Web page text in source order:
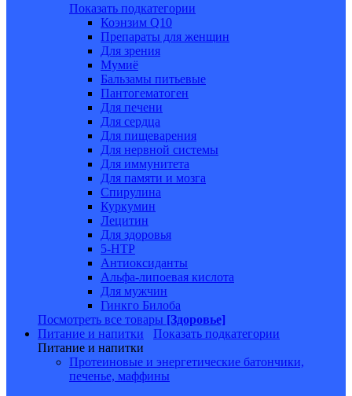
Показать подкатегории
Коэнзим Q10
Препараты для женщин
Для зрения
Мумиё
Бальзамы питьевые
Пантогематоген
Для печени
Для сердца
Для пищеварения
Для нервной системы
Для иммунитета
Для памяти и мозга
Спирулина
Куркумин
Лецитин
Для здоровья
5-HTP
Антиоксиданты
Альфа-липоевая кислота
Для мужчин
Гинкго Билоба
Посмотреть все товары [Здоровье]
Питание и напитки
Показать подкатегории
Питание и напитки
Протеиновые и энергетические батончики,
печенье, маффины